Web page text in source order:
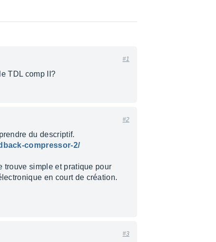
#1
TDL comp II?
#2
du descriptif.
compressor-2/
trouve simple et pratique pour
en court de création.
#3